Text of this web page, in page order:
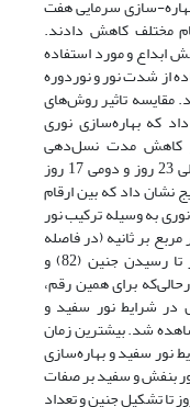
سازی سرمایی هفت
مختلف کاهش دادند.
ابداع و مورد استفاده
از شدت نور و نوردوره
مقایسه تاثیر روش‌های
که بهاره‌سازی نوری
کاهش مدت نسل‌دهی
گندم‌های زمستانه موثرتر بود؛ به‌طوری‌که اولی 23 روز و دومی 17 روز
نشان داد که بین ارقام
به وسیله ترکیب نور
بر متر مربع بر ثانیه (در فاصله
30 سانتیمتری منبع نور) کمترین تعداد روز تا رسیدن جنین (82) و
(95 روز) را داشت (شکل 4). در‌حالی‌که برای همین رقم،
در شرایط نور سفید و
با میانگین 33/118 روز مشاهده شد. بیشترین زمان
نور سفید و بهاره‌سازی
تاثیر ترکیب نور بنفش و سفید بر صفات
تا تشکیل جنین و تعداد